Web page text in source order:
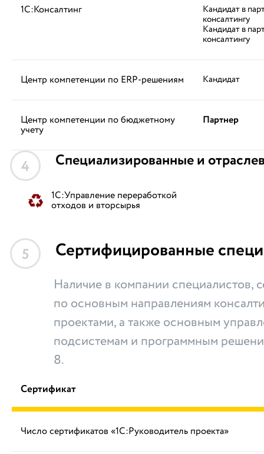
1С:Консалтинг Кандидат в
консалтингу
Кандидат в
консалтингу
Центр компетенции по ERP-решениям Кандидат
Центр компетенции по бюджетному
учету
Партнер
4 Специализированные и
1С:Управление переработкой
отходов и вторсырья
5 Сертифицированные
Наличие в компании специалистов,
по основным направлениям
проектами, а также основным
подсистемам и программным
8.
Сертификат
Число сертификатов «1С:Руководитель проекта»